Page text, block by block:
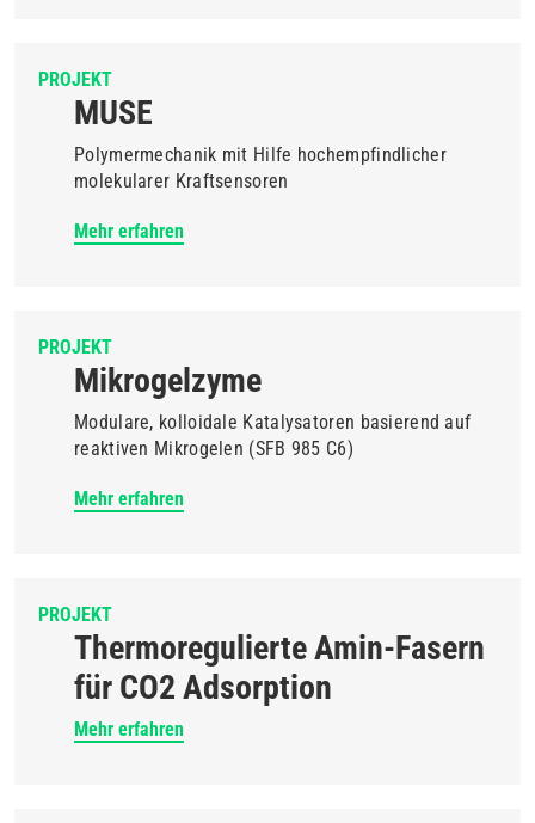
PROJEKT
MUSE
Polymermechanik mit Hilfe hochempfindlicher
molekularer Kraftsensoren
Mehr erfahren
PROJEKT
Mikrogelzyme
Modulare, kolloidale Katalysatoren basierend auf
reaktiven Mikrogelen (SFB 985 C6)
Mehr erfahren
PROJEKT
Thermoregulierte Amin-Fasern
für CO2 Adsorption
Mehr erfahren